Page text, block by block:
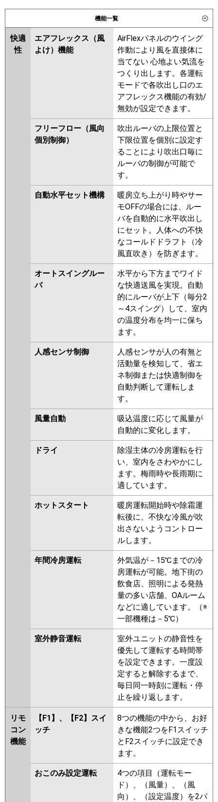
PLZX-HRMP80HBF6
HRMP80HF6 PLZX-HRMP80H6
PLZX-HRMP80HFG6 PLZX-
ERMP80HLE6 PLZX-ERMP80H6
PLZX-ERMP80HE6
RCI-GP80RHNP6 RCI-
GP80RSHP12
パナソニック PA-P80U7KDNC
PA-P80U7KDNCX
PA-P80U7KDC
SZRC80BCNTD
東芝 GUHB08011MUB GUHB08011XU
GUSB08013XU GUSB08013MUB
GUSB08013PXU
GUSB08013PMUB
RUHB08031MUB RUSB08033MUB
RUHB08031XU RUHB08031MU
RUSB08033MU RUSB08033XU
RUHB08031M RUHB08031X
AUHB08074M AUHB08074M-R
AUHB08074X AUHB08074X-R
RUSB08033M RUSB08033X
AUSB08077X AUSB08077M
三菱電機 PLZX-HRMP80HBF5 PLZX-
HRMP80HF5 PLZX-HRMP80H5
PLZX-HRMP80HFG5 PLZX-
ERMP80HLE5 PLZX-ERMP80H5
PLZX-ERMP80HE5
PLZX-
HRMP80HF4 PLZX-HRMP80H4
PLZX-HRMP80HFG4
PLZX-
HRMP80HBF4 PLZX-
ERMP80HLE4 PLZX-ERMP80H4
PLZX-ERMP80HE4 PLZX-
HRMP80HFG3 PLZX-HRMP80HF3
PLZX-HRMP80H3 PLZX-
ERMP80HE3 PLZX-ERMP80H3
PLZX-ERMP80HLE3
HRMP80HFG2 PLZX-HRMP80HF2
PLZX-HRMP80H2 PLZX-
ERMP80HE2 PLZX-ERMP80H2
PLZX-ERMP80HLE2
PLZX-
HRMP80EFGZ
PLZX-HRMP80EFZ
PLZX-HRMP80EZ
ERMP80ELEZ PLZX-ERMP80EEZ
PLZX-ERMP80EZ PLZX-
HRMP80EFGY PLZX-HRMP80EFY
PLZX-HRMP80EY PLZX-
ERMP80EEY
PLZX-ERMP80EY
PLZX-ERMP80ELEY PLZX-
HRMP80EFGV PLZX-HRMP80EFV
PLZX-HRMP80EV
PLZX-
ERMP80EEV PLZX-ERMP80EV
PLZX-ERMP80ELEV PLZX-
ERMP80ER PLZX-ERMP80ELER
PLZX-ERMP80EER
RCI-GP80RHNP5 RCI-
GP80RSHP11 RCI-GP80RHNP4
RCI-GP80RSHP9
RCI-GP80RHNP3
RCI-GP80RSHP8 RCI-GP80RHNP2
RCI-GP80RSHP7 RCI-GP80RHNP1
RCI-GP80RSHP6 RCI-GP80RSHP5
RCI-GP80RHNP RCI-GP80RSHP4
RCI-AP80HNP9-kobe RCI-
AP80HNP9 RCI-GP80RSHP3
FDTK805HP5SA-osj
FDTK805HP5SA-rak
FDTK805HP5SA-airf
FDTK805HP5SA FDTV805HP5SA
FDTV805HP5SA-osj
FDTV805HP5SA-rak
FDTV805HP5SA-airf
FDTK805HP5S-rak
FDTK805HP5S-airf
FDTK805HP5S
FDTK805HP5S-osj
FDTV805HP5S-osj
機能一覧
快適
性
エアフレックス（風
よけ）機能
AirFlexパネルのウイング
作動により風を直接体に
当てない 心地よい気流を
つくり出します。各運転
モードで各吹出し口のエ
アフレックス機能の有効/
無効が設定できます。
フリーフロー（風向
個別制御）
吹出ルーバの上限位置と
下限位置を個別に設定す
ることにより吹出口毎に
ルーバの制御が可能で
す。
自動水平セット機構
暖房立ち上がり時やサー
モOFFの場合には、ルー
バを自動的に水平吹出し
にセット。人体への不快
なコールドドラフト（冷
風直吹き）を防ぎます。
オートスイングルー
バ
水平から下方までワイド
な快適送風を実現。自動
的にルーバが上下（毎分2
～4スイング）して、室内
の温度分布を均一に保ち
ます。
人感センサ制御
人感センサが人の有無と
活動量を検知して、省エ
ネ制御または快適制御を
自動判断して運転しま
す。
風量自動
吸込温度に応じて風量が
自動的に変化します。
ドライ
除湿主体の冷房運転を行
い、室内をさわやかにし
ます。梅雨時や長雨期に
適しています。
ホットスタート
暖房運転開始時や除霜運
転後に、不快な冷風が吹
出さないようコントロー
ルします。
年間冷房運転
外気温が－15℃までの冷
房運転が可能。地下街の
飲食店、照明による発熱
量の多い店舗、OAルーム
などに適しています。（※
一部機種は－5℃）
室外静音運転
室外ユニットの静音性を
優先して運転する時間帯
を設定できます。一度設
定すると解除するまで、
毎日同一時刻に運転・停
止を繰り返します。
リモ
コン
機能
【F1】、【F2】スイ
ッチ
8つの機能の中から、お好
きな機能2つをF1スイッチ
とF2スイッチに設定でき
ます。
おこのみ設定運転
4つの項目（運転モー
ド）、（風量）、（風
向）、（設定温度）を2パ